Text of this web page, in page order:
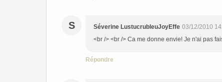
S Séverine LustucrubleuJoyEffe 03/12/2010
<br /> <br /> Ca me donne envie! Je n'ai pas
Répondre